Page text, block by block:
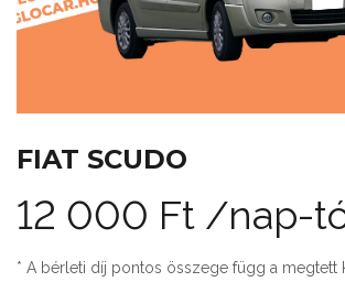
FIAT SCUDO
12 000 Ft /nap-
* A bérleti díj pontos összege függ a megtett